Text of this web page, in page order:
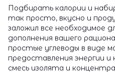
Подбирать калории и
так просто, вкусно и
заложил все необходимое
дополнения вашего
простые углеводы в виде
предоставления энергии и
смесь изолята и